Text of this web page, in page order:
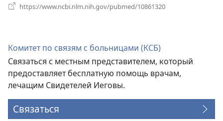
https://www.ncbi.nlm.nih.gov/pubmed/10861320
Комитет по связям с больницами (КСБ)
Связаться с местным представителем, который
предоставляет бесплатную помощь врачам,
лечащим Свидетелей Иеговы.
Связаться